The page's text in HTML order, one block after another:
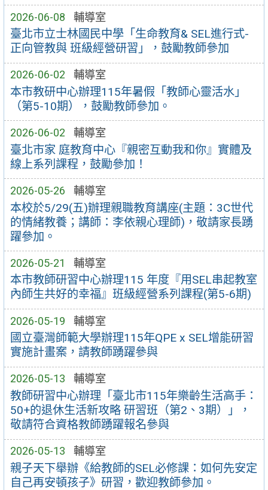
2026-06-08 輔導室
臺北市立士林國民中學「生命教育& SEL進行式-
正向管教與 班級經營研習」，鼓勵教師參加
2026-06-02 輔導室
本市教研中心辦理115年暑假「教師心靈活水」
（第5-10期），鼓勵教師參加。
2026-06-02 輔導室
臺北市家 庭教育中心『親密互動我和你』實體及
線上系列課程，鼓勵參加！
2026-05-26 輔導室
本校於5/29(五)辦理親職教育講座(主題：3C世代
的情緒教養；講師：李依親心理師)，敬請家長踴
躍參加。
2026-05-21 輔導室
本市教師研習中心辦理115 年度『用SEL串起教室
內師生共好的幸福』班級經營系列課程(第5-6期)
2026-05-19 輔導室
國立臺灣師範大學辦理115年QPE x SEL增能研習
實施計畫案，請教師踴躍參與
2026-05-13 輔導室
教師研習中心辦理「臺北市115年樂齡生活高手：
50+的退休生活新攻略 研習班（第2、3期）」，
敬請符合資格教師踴躍報名參與
2026-05-13 輔導室
親子天下舉辦《給教師的SEL必修課：如何先安定
自己再安頓孩子》研習，歡迎教師參加。